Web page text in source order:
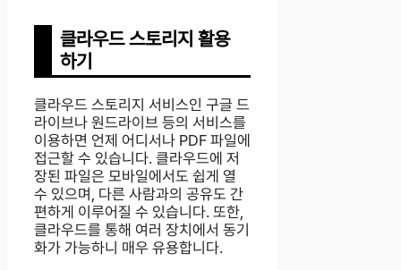
클라우드 스토리지 활용
하기
클라우드 스토리지 서비스인 구글 드
라이브나 원드라이브 등의 서비스를
이용하면 언제 어디서나 PDF 파일에
접근할 수 있습니다. 클라우드에 저
장된 파일은 모바일에서도 쉽게 열
수 있으며, 다른 사람과의 공유도 간
편하게 이루어질 수 있습니다. 또한,
클라우드를 통해 여러 장치에서 동기
화가 가능하니 매우 유용합니다.